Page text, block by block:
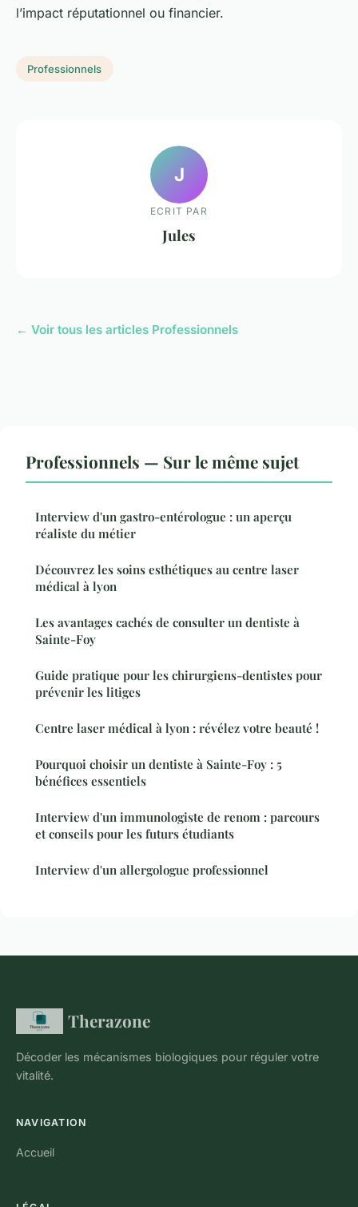
l’impact réputationnel ou financier.
Professionnels
J
ECRIT PAR
Jules
← Voir tous les articles Professionnels
Professionnels — Sur le même sujet
Interview d'un gastro-entérologue : un aperçu
réaliste du métier
Découvrez les soins esthétiques au centre laser
médical à lyon
Les avantages cachés de consulter un dentiste à
Sainte-Foy
Guide pratique pour les chirurgiens-dentistes pour
prévenir les litiges
Centre laser médical à lyon : révélez votre beauté !
Pourquoi choisir un dentiste à Sainte-Foy : 5
bénéfices essentiels
Interview d'un immunologiste de renom : parcours
et conseils pour les futurs étudiants
Interview d'un allergologue professionnel
Therazone
Décoder les mécanismes biologiques pour réguler votre
vitalité.
NAVIGATION
Accueil